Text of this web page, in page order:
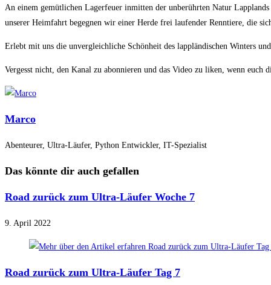
An einem gemütlichen Lagerfeuer inmitten der unberührten Natur
unserer Heimfahrt begegnen wir einer Herde frei laufender Renntiere, die
Erlebt mit uns die unvergleichliche Schönheit des lappländischen Winters
Vergesst nicht, den Kanal zu abonnieren und das Video zu liken, wenn
Marco
Abenteurer, Ultra-Läufer, Python Entwickler, IT-Spezialist
Das könnte dir auch gefallen
Road zurück zum Ultra-Läufer Woche 7
9. April 2022
Road zurück zum Ultra-Läufer Tag 7